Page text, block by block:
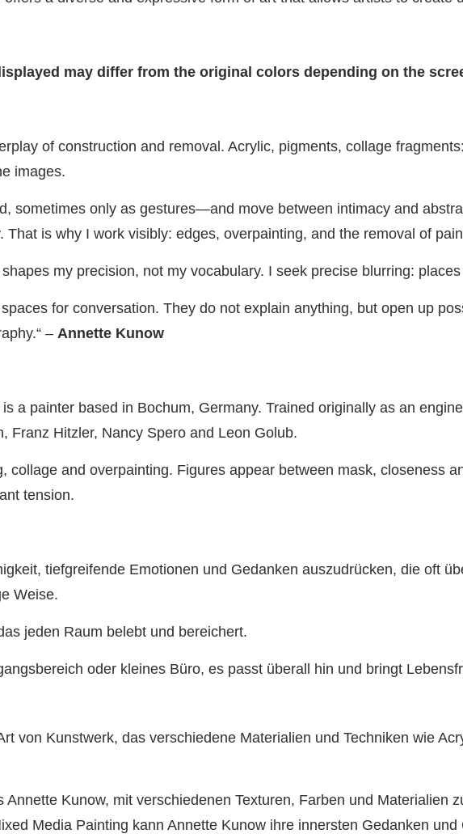
may differ from the original colors depending on the
of construction and removal. Acrylic, pigments, collage
images.
sometimes only as gestures—and move between intimacy and
is why I work visibly: edges, overpainting, and the removal of
my precision, not my vocabulary. I seek precise blurring:
for conversation. They do not explain anything, but open up
– Annette Kunow
a painter based in Bochum, Germany. Trained originally as an
Franz Hitzler, Nancy Spero and Leon Golub.
collage and overpainting. Figures appear between mask, closeness
tension.
tiefgreifende Emotionen und Gedanken auszudrücken, die oft
Weise.
jeden Raum belebt und bereichert.
oder kleines Büro, es passt überall hin und bringt
von Kunstwerk, das verschiedene Materialien und Techniken wie
Annette Kunow, mit verschiedenen Texturen, Farben und Materialien
Media Painting kann Annette Kunow ihre innersten Gedanken